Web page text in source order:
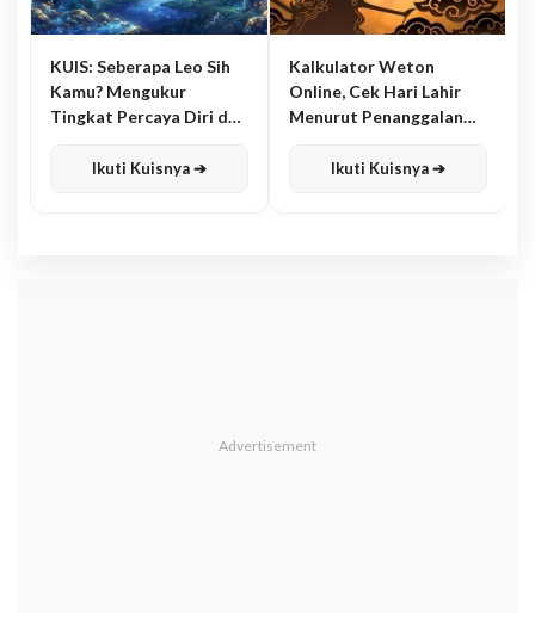
KUIS: Seberapa Leo Sih
Kamu? Mengukur
Tingkat Percaya Diri dan
Ikuti Kuisnya ➔
Kalkulator Weton
Online, Cek Hari Lahir
Menurut Penanggalan
Ikuti Kuisnya ➔